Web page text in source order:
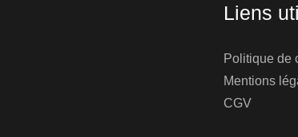
Liens
Politique de
Mentions
CGV